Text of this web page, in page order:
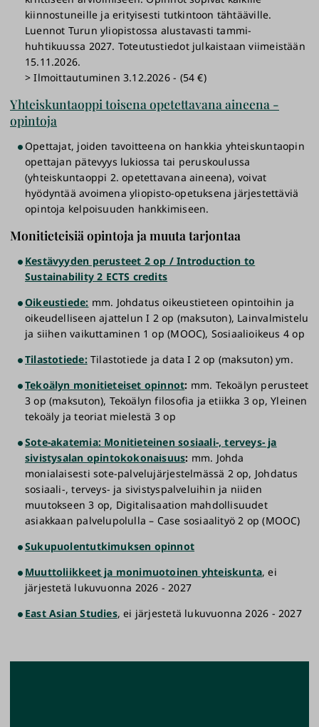
kiinnostuneille ja erityisesti tutkintoon tähtääville.
Luennot Turun yliopistossa alustavasti tammi-
huhtikuussa 2027. Toteutustiedot julkaistaan viimeistään
15.11.2026.
> Ilmoittautuminen 3.12.2026 - (54 €)
Yhteiskuntaoppi toisena opetettavana aineena -
opintoja
Opettajat, joiden tavoitteena on hankkia yhteiskuntaopin
opettajan pätevyys lukiossa tai peruskoulussa
(yhteiskuntaoppi 2. opetettavana aineena), voivat
hyödyntää avoimena yliopisto-opetuksena järjestettäviä
opintoja kelpoisuuden hankkimiseen.
Monitieteisiä opintoja ja muuta tarjontaa
Kestävyyden perusteet 2 op / Introduction to
Sustainability 2 ECTS credits
Oikeustiede: mm. Johdatus oikeustieteen opintoihin ja
oikeudelliseen ajattelun I 2 op (maksuton), Lainvalmistelu
ja siihen vaikuttaminen 1 op (MOOC), Sosiaalioikeus 4 op
Tilastotiede: Tilastotiede ja data I 2 op (maksuton) ym.
Tekoälyn monitieteiset opinnot: mm. Tekoälyn perusteet
3 op (maksuton), Tekoälyn filosofia ja etiikka 3 op, Yleinen
tekoäly ja teoriat mielestä 3 op
Sote-akatemia: Monitieteinen sosiaali-, terveys- ja
sivistysalan opintokokonaisuus: mm. Johda
monialaisesti sote-palvelujärjestelmässä 2 op, Johdatus
sosiaali-, terveys- ja sivistyspalveluihin ja niiden
muutokseen 3 op, Digitalisaation mahdollisuudet
asiakkaan palvelupolulla – Case sosiaalityö 2 op (MOOC)
Sukupuolentutkimuksen opinnot
Muuttoliikkeet ja monimuotoinen yhteiskunta, ei
järjestetä lukuvuonna 2026 - 2027
East Asian Studies, ei järjestetä lukuvuonna 2026 - 2027